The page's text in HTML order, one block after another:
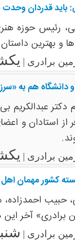
قدردان وحدت
رئیس حوزه
و بهترین
برادری | یکشنبه
دانشگاه هم به
دکتر عبدالکریم
از استادان و
برادری | یکشنبه
کشور مهمان
حبیب
برادری» آخر
برادری | شنبه ۲۵